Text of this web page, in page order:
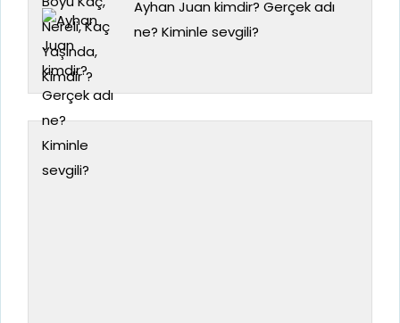
Ayhan Juan kimdir? Gerçek adı
ne? Kiminle sevgili?